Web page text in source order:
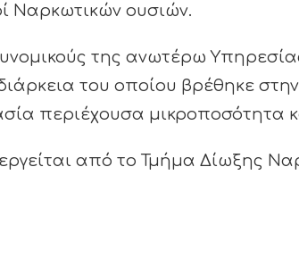
Ναρκωτικών ουσιών.
της ανωτέρω
του οποίου βρέθηκε
περιέχουσα μικροποσότητα
από το Τμήμα Δίωξης